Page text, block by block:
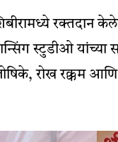
रक्तदान
स्टुडीओ यांच्या
रोख रक्कम